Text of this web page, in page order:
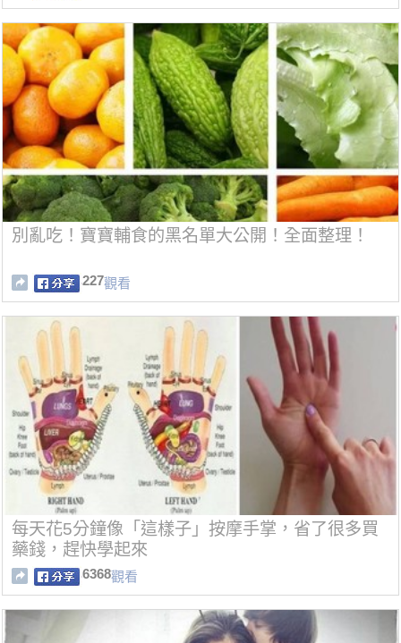
別亂吃！寶寶輔食的黑名單大公開！全面整理！
227觀看
每天花5分鐘像「這樣子」按摩手掌，省了很多買
藥錢，趕快學起來
6368觀看